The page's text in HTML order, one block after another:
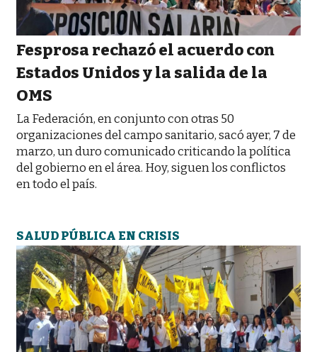
Fesprosa rechazó el acuerdo con
Estados Unidos y la salida de la
OMS
La Federación, en conjunto con otras 50
organizaciones del campo sanitario, sacó ayer, 7 de
marzo, un duro comunicado criticando la política
del gobierno en el área. Hoy, siguen los conflictos
en todo el país.
SALUD PÚBLICA EN CRISIS